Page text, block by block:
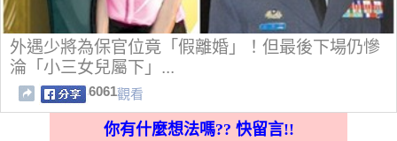
外遇少將為保官位竟「假離婚」！但最後下場仍慘
淪「小三女兒屬下」...
6061觀看
你有什麼想法嗎?? 快留言!!